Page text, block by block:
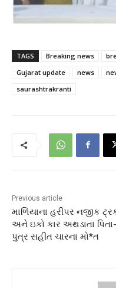
TAGS Breaking news
Gujarat update
news
saurashtrakranti
Previous article
માળિયાના હરીપર નજીક
અને ઇકો કાર અથડાતા પિતા-
પુત્ર સહીત ચારના મો*ત